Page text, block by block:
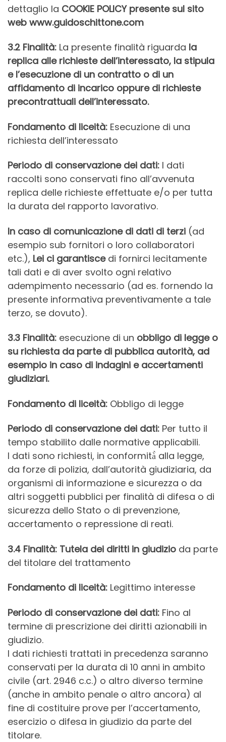
dettaglio la COOKIE POLICY presente sul sito
web www.guidoschittone.com
3.2 Finalità: La presente finalità riguarda la
replica alle richieste dell’interessato, la stipula
e l’esecuzione di un contratto o di un
affidamento di incarico oppure di richieste
precontrattuali dell’interessato.
Fondamento di liceità: Esecuzione di una
richiesta dell’interessato
Periodo di conservazione dei dati: I dati
raccolti sono conservati fino all’avvenuta
replica delle richieste effettuate e/o per tutta
la durata del rapporto lavorativo.
In caso di comunicazione di dati di terzi (ad
esempio sub fornitori o loro collaboratori
etc.), Lei ci garantiscedi fornirci lecitamente
tali dati e di aver svolto ogni relativo
adempimento necessario (ad es. fornendo la
presente informativa preventivamente a tale
terzo, se dovuto).
3.3 Finalità: esecuzione di un obbligo di legge o
su richiesta da parte di pubblica autorità, ad
esempio in caso di indagini e accertamenti
giudiziari.
Fondamento di liceità: Obbligo di legge
Periodo di conservazione dei dati: Per tutto il
tempo stabilito dalle normative applicabili.
I dati sono richiesti, in conformità̀ alla legge,
da forze di polizia, dall’autorità giudiziaria, da
organismi di informazione e sicurezza o da
altri soggetti pubblici per finalità di difesa o di
sicurezza dello Stato o di prevenzione,
accertamento o repressione di reati.
3.4 Finalità: Tutela dei diritti in giudizio da parte
del titolare del trattamento
Fondamento di liceità: Legittimo interesse
Periodo di conservazione dei dati: Fino al
termine di prescrizione dei diritti azionabili in
giudizio.
I dati richiesti trattati in precedenza saranno
conservati per la durata di 10 anni in ambito
civile (art. 2946 c.c.) o altro diverso termine
(anche in ambito penale o altro ancora) al
fine di costituire prove per l’accertamento,
esercizio o difesa in giudizio da parte del
titolare.